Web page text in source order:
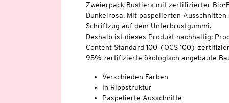
Zweierpack Bustiers mit zertifizierter Bio-
Dunkelrosa. Mit paspelierten
Schriftzug auf dem Unterbrustgummi.
Deshalb ist dieses Produkt nachhaltig:
Content Standard 100 (OCS 100)
95% zertifizierte ökologisch angebaute
Verschieden Farben
In Rippstruktur
Paspelierte Ausschnitte